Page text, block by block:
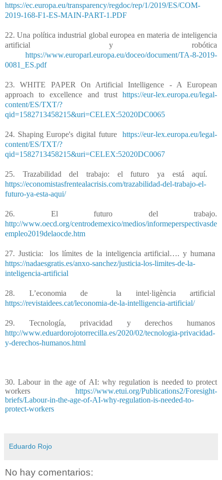
https://ec.europa.eu/transparency/regdoc/rep/1/2019/ES/COM-
2019-168-F1-ES-MAIN-PART-1.PDF
22. Una política industrial global europea en materia de inteligencia
artificial y robótica
https://www.europarl.europa.eu/doceo/document/TA-8-2019-
0081_ES.pdf
23. WHITE PAPER On Artificial Intelligence - A European
approach to excellence and trust https://eur-lex.europa.eu/legal-
content/ES/TXT/?
qid=1582713458215&uri=CELEX:52020DC0065
24. Shaping Europe's digital future
https://eur-lex.europa.eu/legal-
content/ES/TXT/?
qid=1582713458215&uri=CELEX:52020DC0067
25. Trazabilidad del trabajo: el futuro ya está aquí.
https://economistasfrentealacrisis.com/trazabilidad-del-trabajo-el-
futuro-ya-esta-aqui/
26. El futuro del trabajo.
http://www.oecd.org/centrodemexico/medios/informeperspectivasde
empleo2019delaocde.htm
27. Justicia:
los límites de la inteligencia artificial…. y humana
https://nadaesgratis.es/anxo-sanchez/justicia-los-limites-de-la-
inteligencia-artificial
28. L’economia de
la intel·ligència artificial
https://revistaidees.cat/leconomia-de-la-intelligencia-artificial/
29. Tecnología, privacidad y derechos humanos
http://www.eduardorojotorrecilla.es/2020/02/tecnologia-privacidad-
y-derechos-humanos.html
30. Labour in the age of AI: why regulation is needed to protect
workers https://www.etui.org/Publications2/Foresight-
briefs/Labour-in-the-age-of-AI-why-regulation-is-needed-to-
protect-workers
Eduardo Rojo
No hay comentarios: